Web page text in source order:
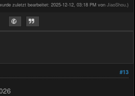
zuletzt bearbeitet: 2025-12-12, 03:18 PM von JiaoShou.)
#13